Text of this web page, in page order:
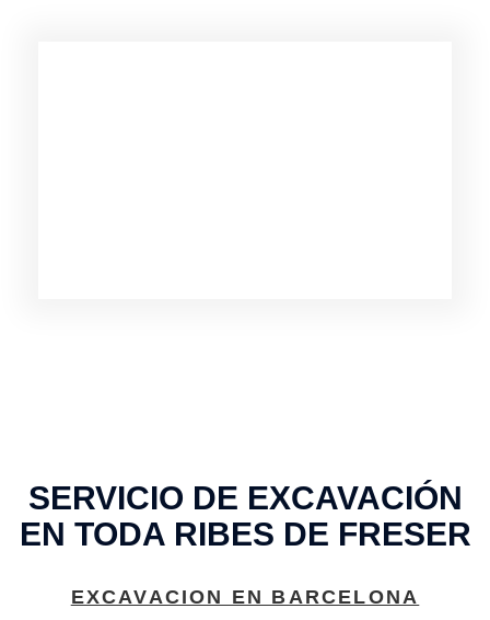
SERVICIO DE EXCAVACIÓN
EN TODA RIBES DE FRESER
EXCAVACION EN BARCELONA